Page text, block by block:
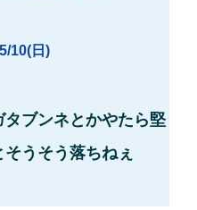
10(日)
ブンネとかやたら堅
うそう落ちねぇ